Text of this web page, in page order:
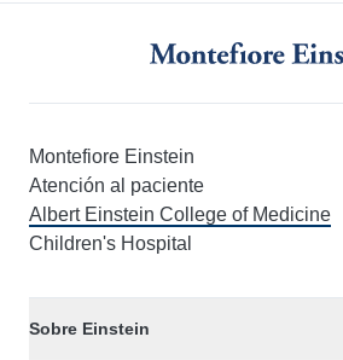
Montefiore Einstein
Atención al paciente
Albert Einstein College of Medicine
Children's Hospital
Sobre Einstein